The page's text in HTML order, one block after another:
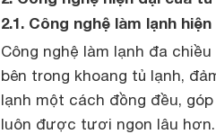
2.1. Công nghệ làm lạnh
Công nghệ làm lạnh đa
bên trong khoang tủ lạnh,
lạnh một cách đồng đều,
luôn được tươi ngon lâu hơn.